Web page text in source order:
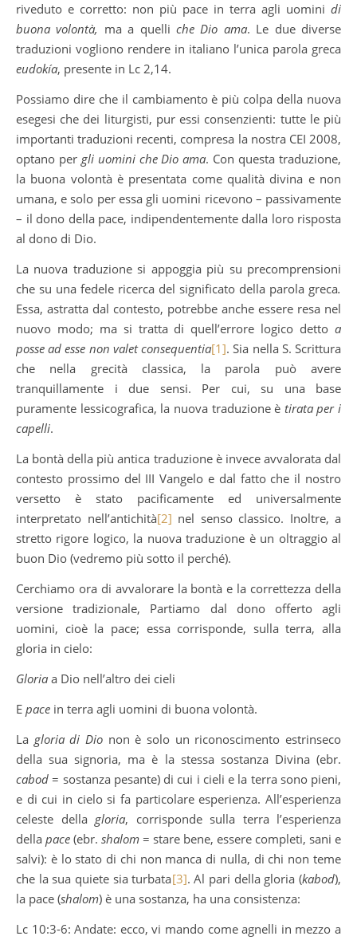
riveduto e corretto: non più pace in terra agli uomini di
buona volontà, ma a quelli che Dio ama. Le due diverse
traduzioni vogliono rendere in italiano l’unica parola greca
eudokía, presente in Lc 2,14.
Possiamo dire che il cambiamento è più colpa della nuova
esegesi che dei liturgisti, pur essi consenzienti: tutte le più
importanti traduzioni recenti, compresa la nostra CEI 2008,
optano per gli uomini che Dio ama. Con questa traduzione,
la buona volontà è presentata come qualità divina e non
umana, e solo per essa gli uomini ricevono – passivamente
– il dono della pace, indipendentemente dalla loro risposta
al dono di Dio.
La nuova traduzione si appoggia più su precomprensioni
che su una fedele ricerca del significato della parola greca.
Essa, astratta dal contesto, potrebbe anche essere resa nel
nuovo modo; ma si tratta di quell’errore logico detto a
posse ad esse non valet consequentia[1]. Sia nella S. Scrittura
che nella grecità classica, la parola può avere
tranquillamente i due sensi. Per cui, su una base
puramente lessicografica, la nuova traduzione è tirata per i
capelli.
La bontà della più antica traduzione è invece avvalorata dal
contesto prossimo del III Vangelo e dal fatto che il nostro
versetto è stato pacificamente ed universalmente
interpretato nell’antichità[2] nel senso classico. Inoltre, a
stretto rigore logico, la nuova traduzione è un oltraggio al
buon Dio (vedremo più sotto il perché).
Cerchiamo ora di avvalorare la bontà e la correttezza della
versione tradizionale, Partiamo dal dono offerto agli
uomini, cioè la pace; essa corrisponde, sulla terra, alla
gloria in cielo:
Gloria a Dio nell’altro dei cieli
E pace in terra agli uomini di buona volontà.
La gloria di Dio non è solo un riconoscimento estrinseco
della sua signoria, ma è la stessa sostanza Divina (ebr.
cabod = sostanza pesante) di cui i cieli e la terra sono pieni,
e di cui in cielo si fa particolare esperienza. All’esperienza
celeste della gloria, corrisponde sulla terra l’esperienza
della pace (ebr. shalom = stare bene, essere completi, sani e
salvi): è lo stato di chi non manca di nulla, di chi non teme
che la sua quiete sia turbata[3]. Al pari della gloria (kabod),
la pace (shalom) è una sostanza, ha una consistenza:
Lc 10:3-6: Andate: ecco, vi mando come agnelli in mezzo a